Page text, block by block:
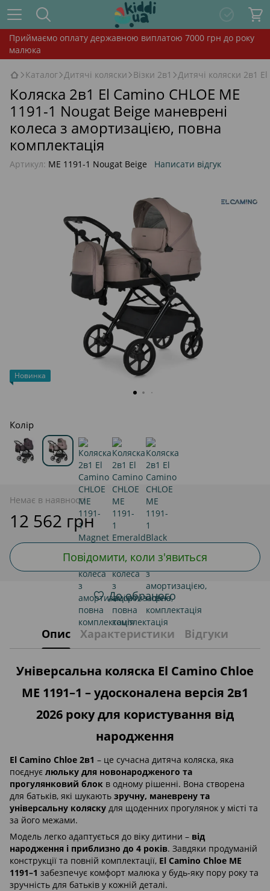
Приймаємо оплату державною виплатою 7000 грн до року
малюка
Каталог Дитячі коляски Візки 2в1 Дитячі коляски 2в1
Коляска 2в1 El Camino CHLOE ME
1191-1 Nougat Beige маневрені
колеса з амортизацією, повна
комплектація
Артикул: ME 1191-1 Nougat Beige Написати відгук
Новинка
Колір
Немає в наявності
12 562 грн
Повідомити, коли з'явиться
До обраного
Опис Характеристики Відгуки
Універсальна коляска El Camino Chloe
ME 1191–1 – удосконалена версія 2в1
2026 року для користування від
народження
El Camino Chloe 2в1 – це сучасна дитяча коляска, яка
поєднує люльку для новонародженого та
прогулянковий блок в одному рішенні. Вона створена
для батьків, які шукають зручну, маневрену та
універсальну коляску для щоденних прогулянок у місті та
за його межами.
Модель легко адаптується до віку дитини – від
народження і приблизно до 4 років. Завдяки продуманій
конструкції та повній комплектації, El Camino Chloe ME
1191–1 забезпечує комфорт малюка у будь-яку пору року та
зручність для батьків у кожній деталі.